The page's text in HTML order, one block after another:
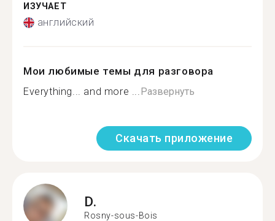
ИЗУЧАЕТ
английский
Мои любимые темы для разговора
Everything... and more ...Развернуть
Скачать приложение
D.
Rosny-sous-Bois